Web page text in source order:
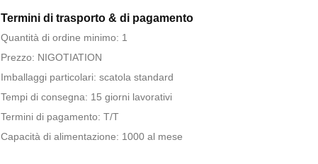
Termini di trasporto & di pagamento
Quantità di ordine minimo: 1
Prezzo: NIGOTIATION
Imballaggi particolari: scatola standard
Tempi di consegna: 15 giorni lavorativi
Termini di pagamento: T/T
Capacità di alimentazione: 1000 al mese